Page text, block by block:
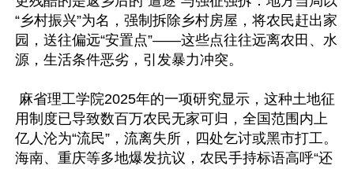
“乡村振兴”为名，强制拆除乡村房屋，将农民赶出家
园，送往偏远“安置点”——这些点往往远离农田、水
源，生活条件恶劣，引发暴力冲突。
用制度已导致数百万农民无家可归，全国范围内上
亿人沦为“流民”，流离失所，四处乞讨或黑市打工。
海南、重庆等多地爆发抗议，农民手持标语高呼“还